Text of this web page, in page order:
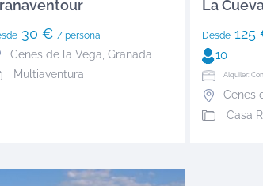
30 € / persona
Cenes de la Vega Granada
Multiaventura
La
Desde125
10
Alquiler:
Cenes
Casa